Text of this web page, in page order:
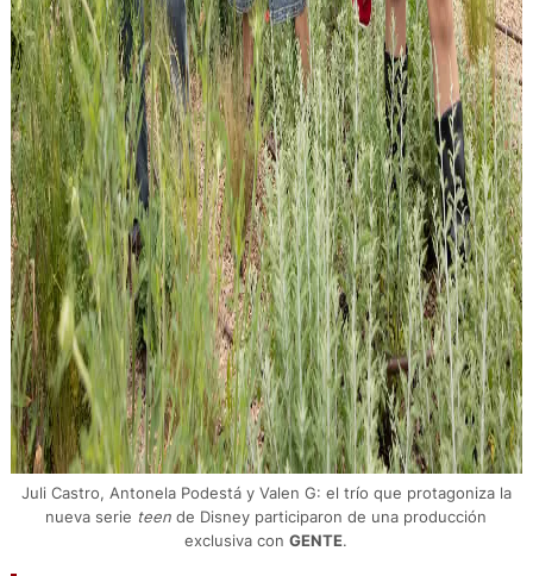
Juli Castro, Antonela Podestá y Valen G: el trío que protagoniza la
nueva serie teen de Disney participaron de una producción
exclusiva conGENTE.